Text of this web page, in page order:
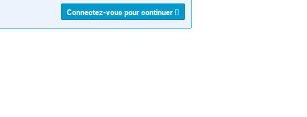
Connectez-vous pour continuer